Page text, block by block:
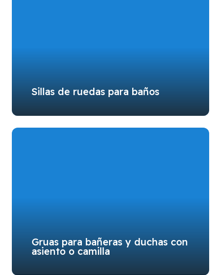
Sillas de ruedas para baños
Gruas para bañeras y duchas con
asiento o camilla